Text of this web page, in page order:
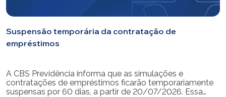
Suspensão temporária da contratação de
empréstimos
A CBS Previdência informa que as simulações e
contratações de empréstimos ficarão temporariamente
suspensas por 60 dias, a partir de 20/07/2026. Essa